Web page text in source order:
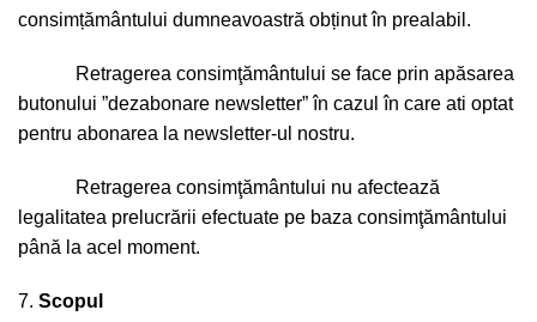
consimțământului dumneavoastră obținut în prealabil.
Retragerea consimţământului se face prin apăsarea
butonului ”dezabonare newsletter” în cazul în care ati optat
pentru abonarea la newsletter-ul nostru.
Retragerea consimţământului nu afectează
legalitatea prelucrării efectuate pe baza consimţământului
până la acel moment.
Scopul